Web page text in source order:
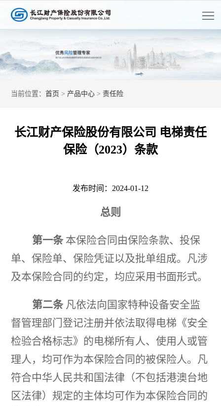
进
客
当前位置：首页 > 产品中心 >责任险
长江财产保险股份有限公司 电梯责任
保险（2023）条款
发布时间：2024-01-12
总则
第一条 本保险合同由保险条款、投保
单、保险单、保险凭证以及批单组成。凡涉
及本保险合同的约定，均应采用书面形式。
第二条 凡依法向国家特种设备安全监
督管理部门登记注册并依法取得电梯《安全
检验合格标志》的电梯所有人、使用人或管
理人，均可作为本保险合同的被保险人。凡
符合中华人民共和国法律（不包括港澳台地
区法律）规定的主体均可作为本保险合同的